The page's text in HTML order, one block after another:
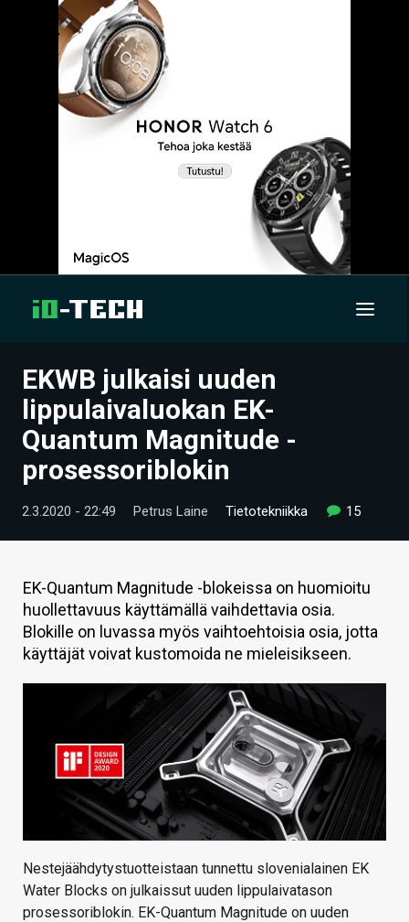
UUTISET
ARTIKKELIT
VIDEOT
TECHBBS
HINTA.FI
KAUPPA
VAIHDA TEEMA
HAKU
EKWB julkaisi uuden
lippulaivaluokan EK-
Quantum Magnitude -
prosessoriblokin
2.3.2020 - 22:49 Petrus Laine Tietotekniikka 15
EK-Quantum Magnitude -blokeissa on huomioitu
huollettavuus käyttämällä vaihdettavia osia.
Blokille on luvassa myös vaihtoehtoisia osia, jotta
käyttäjät voivat kustomoida ne mieleisikseen.
Nestejäähdytystuotteistaan tunnettu slovenialainen EK
Water Blocks on julkaissut uuden lippulaivatason
prosessoriblokin. EK-Quantum Magnitude on uuden